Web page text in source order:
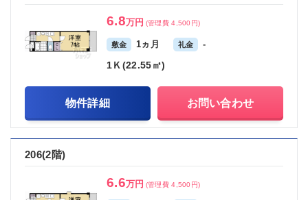
6.8万円 (管理費 4,500円)
敷金 1ヵ月 礼金 -
1Ｋ(22.55㎡)
物件詳細 お問い合わせ
206(2階)
6.6万円 (管理費 4,500円)